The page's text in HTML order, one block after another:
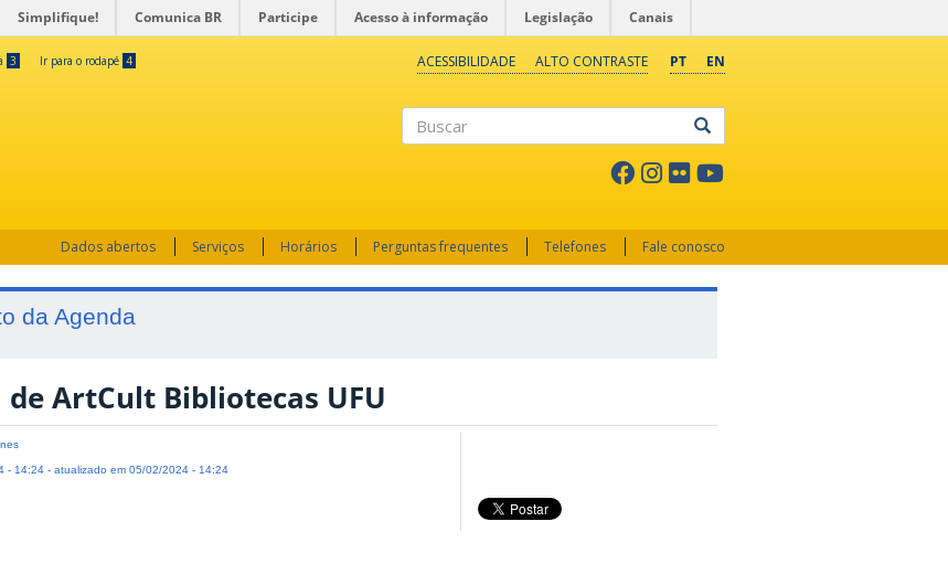
Simplifique! Comunica BR Participe Acesso à informação Legislação Canais
3 Ir para o rodapé 4 PT EN
ACESSIBILIDADE ALTO CONTRASTE
Dados abertos Serviços Horários Perguntas frequentes Telefones Fale conosco
da Agenda
de ArtCult Bibliotecas UFU
- 14:24 - atualizado em 05/02/2024 - 14:24